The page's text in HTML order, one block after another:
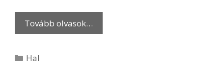
Tovább olvasok…
Kategória
Hal